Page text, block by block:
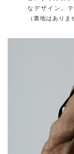
なデザイン。
（裏地はありま